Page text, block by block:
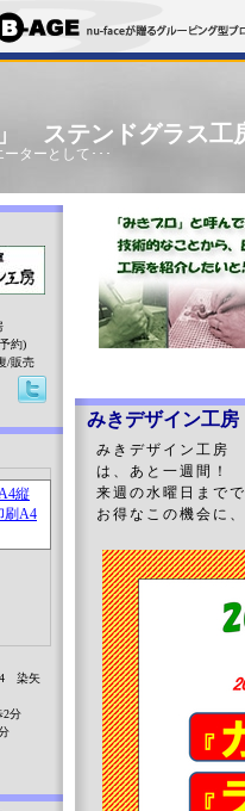
」 ステンドグラス工
ターとして･･･
みきデザイン工
みきデザイン工
は、あと一週間！
来週の水曜日まで
お得なこの機会に
約)
/販売
染矢
分